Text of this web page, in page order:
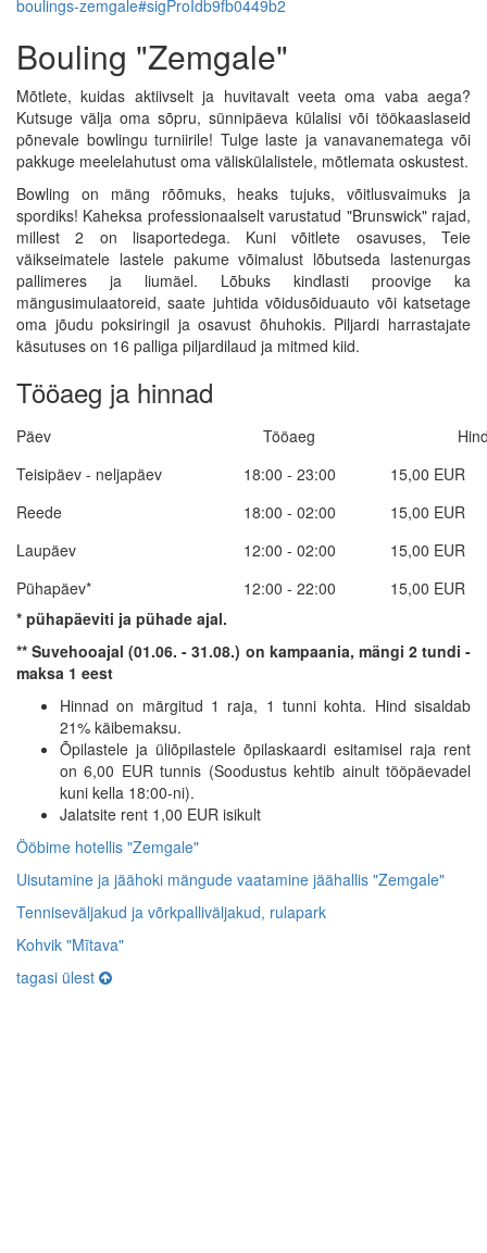
boulings-zemgale#sigProIdb9fb0449b2
Bouling "Zemgale"
Mõtlete, kuidas aktiivselt ja huvitavalt veeta oma vaba aega?
Kutsuge välja oma sõpru, sünnipäeva külalisi või töökaaslaseid
põnevale bowlingu turniirile! Tulge laste ja vanavanematega või
pakkuge meelelahutust oma väliskülalistele, mõtlemata oskustest.
Bowling on mäng rõõmuks, heaks tujuks, võitlusvaimuks ja
spordiks! Kaheksa professionaalselt varustatud "Brunswick" rajad,
millest 2 on lisaportedega. Kuni võitlete osavuses, Teie
väikseimatele lastele pakume võimalust lõbutseda lastenurgas
pallimeres ja liumäel. Lõbuks kindlasti proovige ka
mängusimulaatoreid, saate juhtida võidusõiduauto või katsetage
oma jõudu poksiringil ja osavust õhuhokis. Piljardi harrastajate
käsutuses on 16 palliga piljardilaud ja mitmed kiid.
Tööaeg ja hinnad
Päev Tööaeg
Teisipäev - neljapäev
18:00 - 23:00
15,00 EUR
Reede
18:00 - 02:00
15,00 EUR
Laupäev
12:00 - 02:00
15,00 EUR
Pühapäev*
12:00 - 22:00
15,00 EUR
* pühapäeviti ja pühade ajal.
** Suvehooajal (01.06. - 31.08.) on kampaania, mängi 2 tundi -
maksa 1 eest
Hinnad on märgitud 1 raja, 1 tunni kohta. Hind sisaldab
21% käibemaksu.
Õpilastele ja üliõpilastele õpilaskaardi esitamisel raja rent
on 6,00 EUR tunnis (Soodustus kehtib ainult tööpäevadel
kuni kella 18:00-ni).
Jalatsite rent 1,00 EUR isikult
Ööbime hotellis "Zemgale"
Uisutamine ja jäähoki mängude vaatamine jäähallis "Zemgale"
Tenniseväljakud ja võrkpalliväljakud, rulapark
Kohvik "Mītava"
tagasi ülest